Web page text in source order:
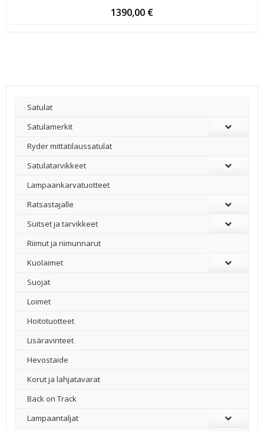
1390,00 €
Satulat
Satulamerkit
Ryder mittatilaussatulat
Satulatarvikkeet
–
Lampaankarvatuotteet
Ratsastajalle
Suitset ja tarvikkeet
Riimut ja riimunnarut
Kuolaimet
Suojat
Loimet
Hoitotuotteet
Lisäravinteet
Hevostaide
Korut ja lahjatavarat
Back on Track
Lampaantaljat